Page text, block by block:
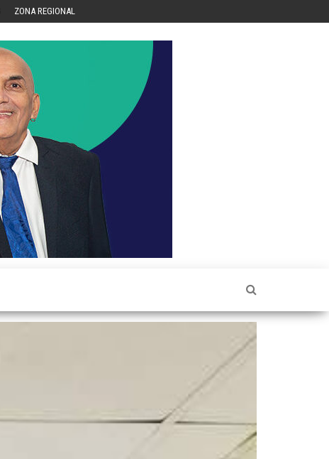
ZONA REGIONAL